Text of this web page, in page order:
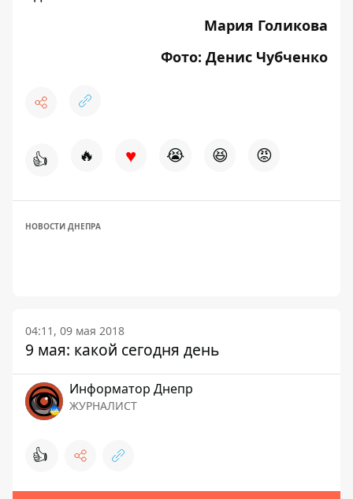
Мария Голикова
Фото: Денис Чубченко
👍 🔥 ♥ 😭 😆 😡
НОВОСТИ ДНЕПРА
04:11, 09 мая 2018
9 мая: какой сегодня день
Информатор Днепр
ЖУРНАЛИСТ
👍